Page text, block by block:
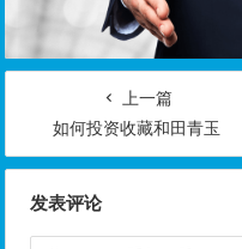
上一篇
如何投资收藏和田青玉
发表评论